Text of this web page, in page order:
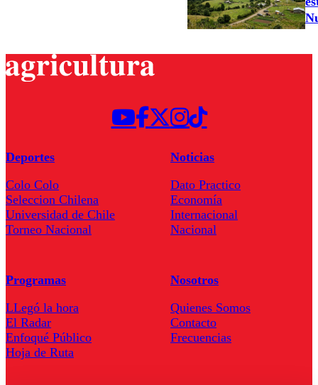
Deportes
Colo Colo
Seleccion Chilena
Universidad de Chile
Torneo Nacional
Noticias
Dato Practico
Economía
Internacional
Nacional
Programas
LLegó la hora
El Radar
Enfoqué Público
Hoja de Ruta
Nosotros
Quienes Somos
Contacto
Frecuencias